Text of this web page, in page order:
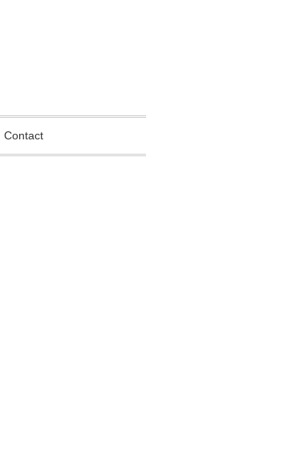
Contact